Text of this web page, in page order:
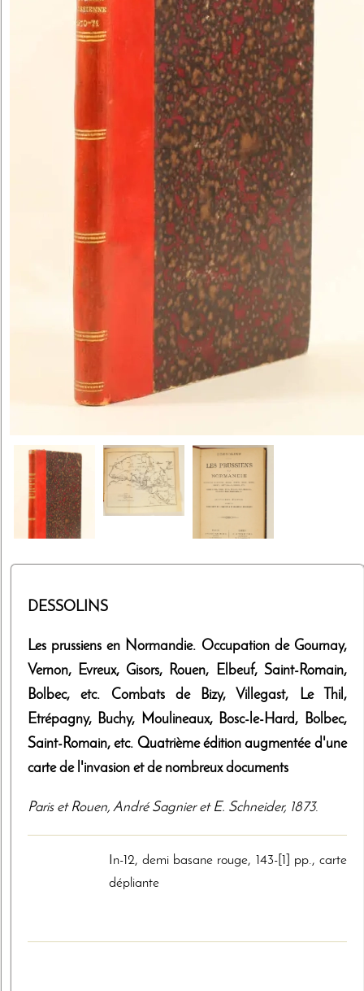
DESSOLINS
Les prussiens en Normandie. Occupation de Gournay,
Vernon, Evreux, Gisors, Rouen, Elbeuf, Saint-Romain,
Bolbec, etc. Combats de Bizy, Villegast, Le Thil,
Etrépagny, Buchy, Moulineaux, Bosc-le-Hard, Bolbec,
Saint-Romain, etc. Quatrième édition augmentée d'une
carte de l'invasion et de nombreux documents
Paris et Rouen, André Sagnier et E. Schneider, 1873.
In-12, demi basane rouge, 143-[1] pp., carte
dépliante